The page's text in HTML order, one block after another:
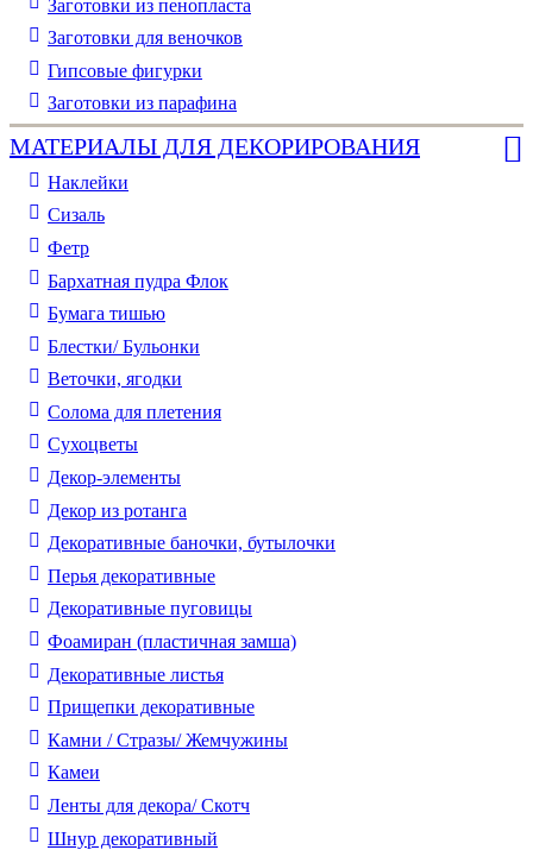
Заготовки из пенопласта
Заготовки для веночков
Гипсовые фигурки
Заготовки из парафина
МАТЕРИАЛЫ ДЛЯ ДЕКОРИРОВАНИЯ
Наклейки
Сизаль
Фетр
Бархатная пудра Флок
Бумага тишью
Блестки/ Бульонки
Веточки, ягодки
Солома для плетения
Cухоцветы
Декор-элементы
Декор из ротанга
Декоративные баночки, бутылочки
Перья декоративные
Декоративные пуговицы
Фоамиран (пластичная замша)
Декоративные листья
Прищепки декоративные
Камни / Cтразы/ Жемчужины
Камеи
Ленты для декора/ Скотч
Шнур декоративный